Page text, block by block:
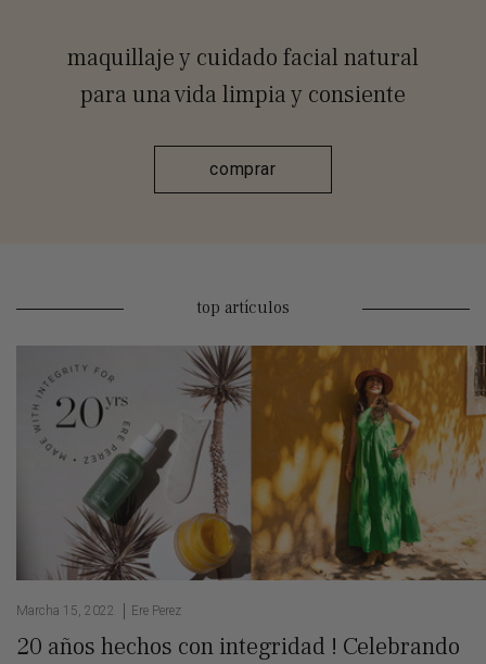
maquillaje y cuidado facial natural
para una vida limpia y consiente
comprar
top artículos
Marcha 15, 2022 Ere Perez
20 años hechos con integridad ! Celebrando